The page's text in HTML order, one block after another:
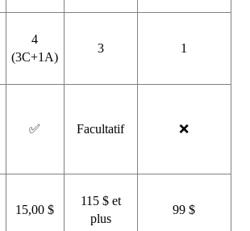
4
(3C+1A)
3 1
✅ Facultatif ❌
15,00 $
115 $ et
plus
99 $